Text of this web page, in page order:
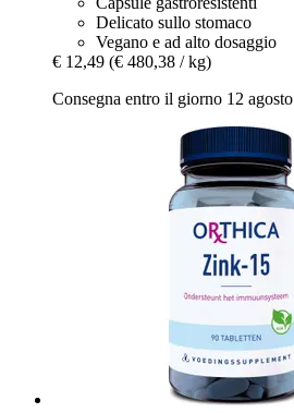
Delicato sullo stomaco
Vegano e ad alto dosaggio
€ 12,49 (€ 480,38 / kg)
Consegna entro il giorno 12 agosto